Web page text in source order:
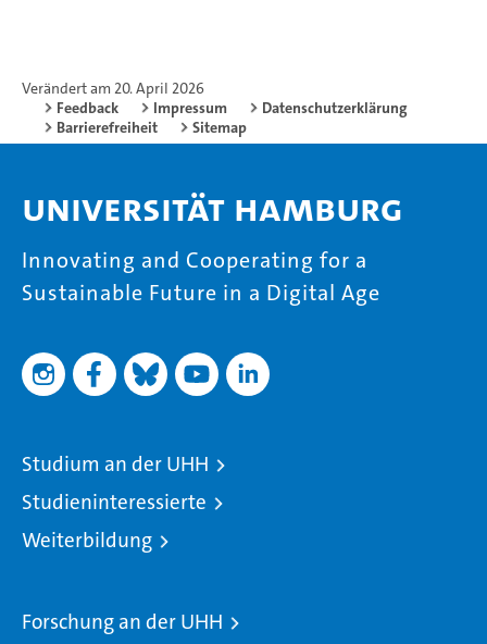
Verändert am 20. April 2026
Feedback
Impressum
Datenschutzerklärung
Barrierefreiheit
Sitemap
Universität Hamburg
Innovating and Cooperating for a
Sustainable Future in a Digital Age
Studium an der UHH
Studieninteressierte
Weiterbildung
Forschung an der UHH